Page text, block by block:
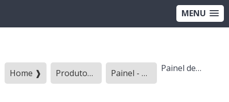
MENU
Home ❱ Produtos ❱ Painel - Categoria ❱ Painel de acesso